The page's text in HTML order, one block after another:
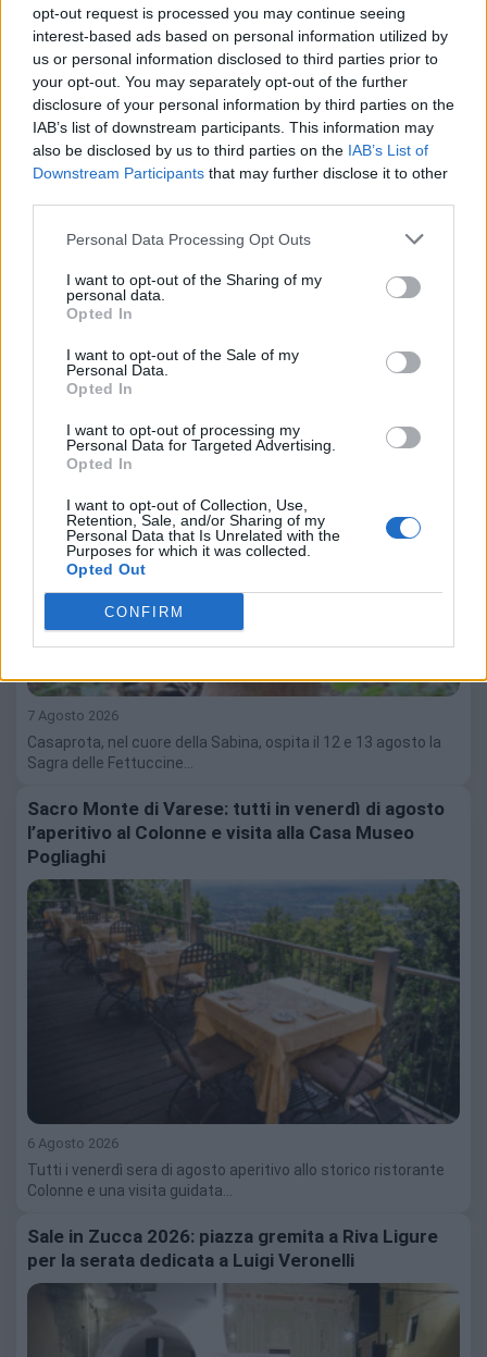
opt-out request is processed you may continue seeing
interest-based ads based on personal information utilized by
us or personal information disclosed to third parties prior to
your opt-out. You may separately opt-out of the further
disclosure of your personal information by third parties on the
IAB’s list of downstream participants. This information may
also be disclosed by us to third parties on the IAB’s List of
Downstream Participants that may further disclose it to other
Personal Data Processing Opt Outs
I want to opt-out of the Sharing of my
personal data.
Opted In
I want to opt-out of the Sale of my
Personal Data.
Opted In
I want to opt-out of processing my
Personal Data for Targeted Advertising.
Opted In
I want to opt-out of Collection, Use,
Retention, Sale, and/or Sharing of my
Personal Data that Is Unrelated with the
Purposes for which it was collected.
Opted Out
CONFIRM
8 Agosto 2026
Dal 27 al 30 agosto Arnad celebra il Lard d’Arnad DOP con
quattro giorni di…
Casaprota il gusto autentico della Sabina
7 Agosto 2026
Casaprota, nel cuore della Sabina, ospita il 12 e 13 agosto la
Sagra delle Fettuccine…
Sacro Monte di Varese: tutti in venerdì di agosto
l’aperitivo al Colonne e visita alla Casa Museo
Pogliaghi
6 Agosto 2026
Tutti i venerdì sera di agosto aperitivo allo storico ristorante
Colonne e una visita guidata…
Sale in Zucca 2026: piazza gremita a Riva Ligure
per la serata dedicata a Luigi Veronelli